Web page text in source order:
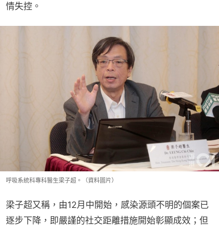
情失控。
呼吸系統科專科醫生梁子超。（資料圖片）
梁子超又稱，由12月中開始，感染源頭不明的個案已
逐步下降，即嚴謹的社交距離措施開始彰顯成效；但